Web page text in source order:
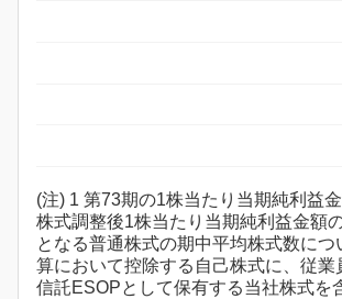
(注) 1 第73期の1株当たり当期純利益
株式調整後1株当たり当期純利益金額
となる普通株式の期中平均株式数につ
算において控除する自己株式に、従業
信託ESOPとして保有する当社株式を